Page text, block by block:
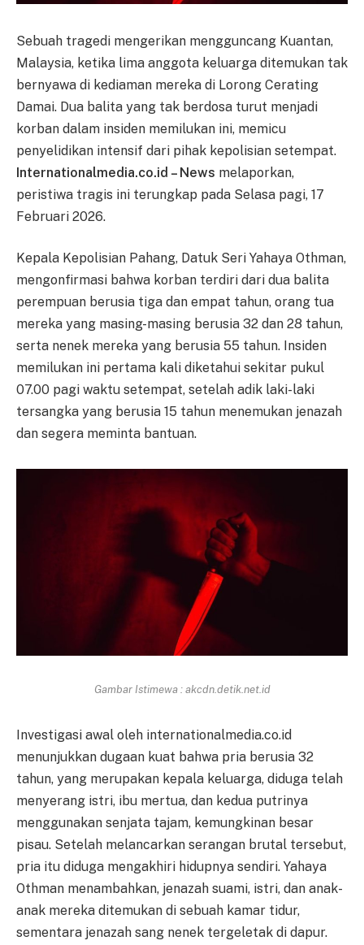
Sebuah tragedi mengerikan mengguncang Kuantan,
Malaysia, ketika lima anggota keluarga ditemukan tak
bernyawa di kediaman mereka di Lorong Cerating
Damai. Dua balita yang tak berdosa turut menjadi
korban dalam insiden memilukan ini, memicu
penyelidikan intensif dari pihak kepolisian setempat.
Internationalmedia.co.id – News melaporkan,
peristiwa tragis ini terungkap pada Selasa pagi, 17
Februari 2026.
Kepala Kepolisian Pahang, Datuk Seri Yahaya Othman,
mengonfirmasi bahwa korban terdiri dari dua balita
perempuan berusia tiga dan empat tahun, orang tua
mereka yang masing-masing berusia 32 dan 28 tahun,
serta nenek mereka yang berusia 55 tahun. Insiden
memilukan ini pertama kali diketahui sekitar pukul
07.00 pagi waktu setempat, setelah adik laki-laki
tersangka yang berusia 15 tahun menemukan jenazah
dan segera meminta bantuan.
Gambar Istimewa : akcdn.detik.net.id
Investigasi awal oleh internationalmedia.co.id
menunjukkan dugaan kuat bahwa pria berusia 32
tahun, yang merupakan kepala keluarga, diduga telah
menyerang istri, ibu mertua, dan kedua putrinya
menggunakan senjata tajam, kemungkinan besar
pisau. Setelah melancarkan serangan brutal tersebut,
pria itu diduga mengakhiri hidupnya sendiri. Yahaya
Othman menambahkan, jenazah suami, istri, dan anak-
anak mereka ditemukan di sebuah kamar tidur,
sementara jenazah sang nenek tergeletak di dapur.